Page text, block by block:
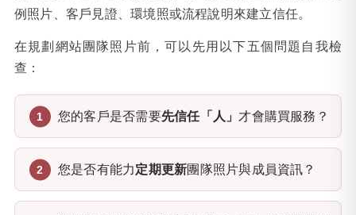
例照片、客戶見證、環境照或流程說明來建立信任。
在規劃網站團隊照片前，可以先用以下五個問題自我檢
查：
您的客戶是否需要先信任「人」 才會購買服務？
您是否有能力定期更新團隊照片與成員資訊？